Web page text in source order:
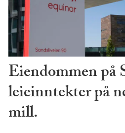
Eiendommen på
leieinntekter på
mill.